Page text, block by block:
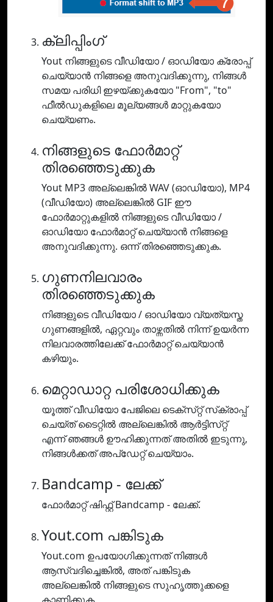
ക്ലിപ്പിംഗ്
Yout നിങ്ങളുടെ വീഡിയോ / ഓഡിയോ ക്രോപ്പ്
ചെയ്യാൻ നിങ്ങളെ അനുവദിക്കുന്നു, നിങ്ങൾ
സമയ പരിധി ഇഴയ്ക്കുകയോ "From", "to"
ഫീൽഡുകളിലെ മൂല്യങ്ങൾ മാറ്റുകയോ
ചെയ്യണം.
നിങ്ങളുടെ ഫോർമാറ്റ്
തിരഞ്ഞെടുക്കുക
Yout MP3 അല്ലെങ്കിൽ WAV (ഓഡിയോ), MP4
(വീഡിയോ) അല്ലെങ്കിൽ GIF ഈ
ഫോർമാറ്റുകളിൽ നിങ്ങളുടെ വീഡിയോ /
ഓഡിയോ ഫോർമാറ്റ് ചെയ്യാൻ നിങ്ങളെ
അനുവദിക്കുന്നു. ഒന്ന് തിരഞ്ഞെടുക്കുക.
ഗുണനിലവാരം
തിരഞ്ഞെടുക്കുക
നിങ്ങളുടെ വീഡിയോ / ഓഡിയോ വ്യത്യസ്ത
ഗുണങ്ങളിൽ, ഏറ്റവും താഴ്ന്നതിൽ നിന്ന് ഉയർന്ന
നിലവാരത്തിലേക്ക് ഫോർമാറ്റ് ചെയ്യാൻ
കഴിയും.
മെറ്റാഡാറ്റ പരിശോധിക്കുക
യൂത്ത് വീഡിയോ പേജിലെ ടെക്‌സ്‌റ്റ് സ്‌ക്രാപ്പ്
ചെയ്‌ത് ടൈറ്റിൽ അല്ലെങ്കിൽ ആർട്ടിസ്‌റ്റ്
എന്ന് ഞങ്ങൾ ഊഹിക്കുന്നത് അതിൽ ഇടുന്നു,
നിങ്ങൾക്കത് അപ്‌ഡേറ്റ് ചെയ്യാം.
Bandcamp - ലേക്ക്
ഫോർമാറ്റ് ഷിഫ്റ്റ് Bandcamp - ലേക്ക്.
Yout.com പങ്കിടുക
Yout.com ഉപയോഗിക്കുന്നത് നിങ്ങൾ
ആസ്വദിച്ചെങ്കിൽ, അത് പങ്കിടുക
അല്ലെങ്കിൽ നിങ്ങളുടെ സുഹൃത്തുക്കളെ